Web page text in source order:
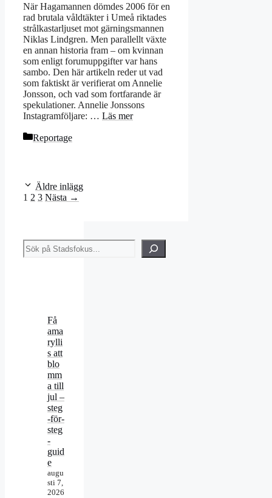
När Hagamannen dömdes 2006 för en
rad brutala våldtäkter i Umeå riktades
strålkastarljuset mot gärningsmannen
Niklas Lindgren. Men parallellt växte
en annan historia fram – om kvinnan
som enligt forumuppgifter var hans
sambo. Den här artikeln reder ut vad
som faktiskt är verifierat om Annelie
Jonsson, och vad som fortfarande är
spekulationer. Annelie Jonssons
Instagramföljare: … Läs mer
Kategorier
Reportage
Äldre inlägg
Sida
1 Sida
2 Sida
3 Nästa →
Sök
Få
ama
rylli
s att
blo
mm
a till
jul –
steg
-för-
steg
-
guid
e
augu
sti 7,
2026